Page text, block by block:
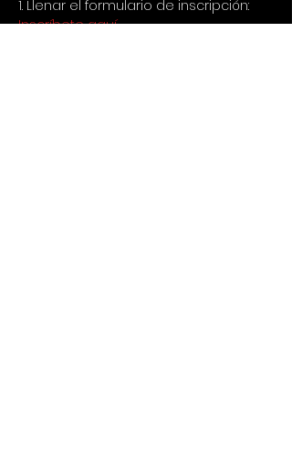
1. Llenar el formulario de inscripción:
Inscríbete aquí